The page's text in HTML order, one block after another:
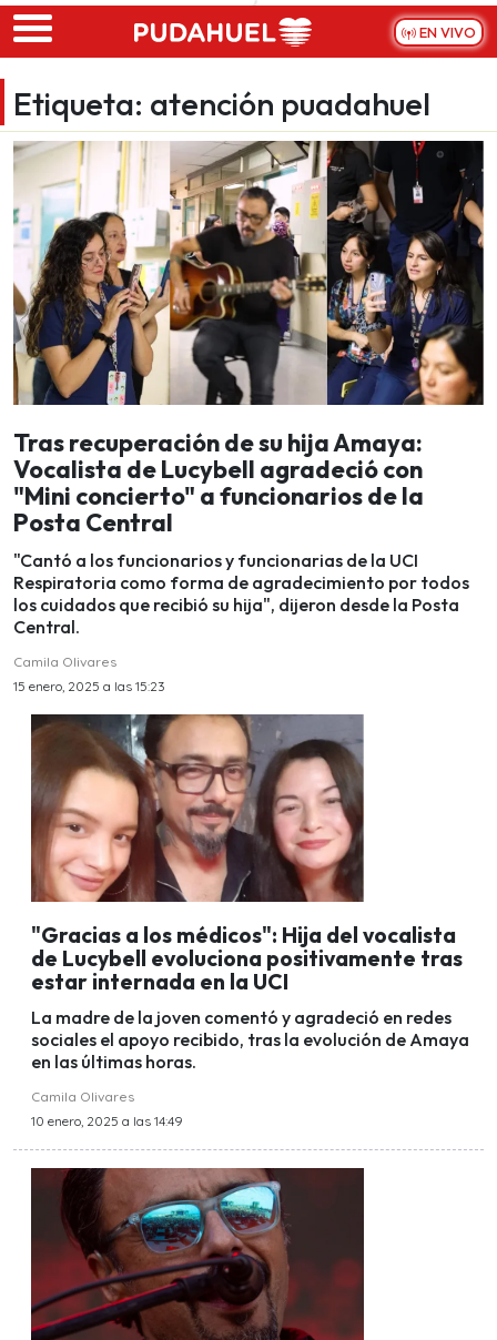
Skip to main content
EN VIVO
Etiqueta: atención puadahuel
Tras recuperación de su hija Amaya:
Vocalista de Lucybell agradeció con
"Mini concierto" a funcionarios de la
Posta Central
"Cantó a los funcionarios y funcionarias de la UCI
Respiratoria como forma de agradecimiento por todos
los cuidados que recibió su hija", dijeron desde la Posta
Central.
Camila Olivares
15 enero, 2025 a las 15:23
"Gracias a los médicos": Hija del vocalista
de Lucybell evoluciona positivamente tras
estar internada en la UCI
La madre de la joven comentó y agradeció en redes
sociales el apoyo recibido, tras la evolución de Amaya
en las últimas horas.
Camila Olivares
10 enero, 2025 a las 14:49